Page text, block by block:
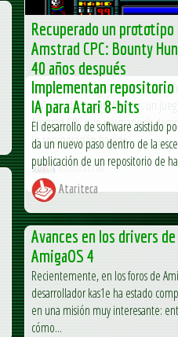
Recuperado un
Amstrad CPC: Bounty
40 años después
El equipo de Games That Weren’t
hallazgo de Bounty Hunter, un
Amstrad CPC que permanecía
La recuperación ha sido...
AUAmstrad
Implementan repositorio
IA para Atari 8-bits
El desarrollo de software asistido
da un nuevo paso dentro de la
publicación de un repositorio de
Atariteca
Avances en los drivers de
AmigaOS 4
Recientemente, en los foros de
desarrollador kas1e ha estado
en una misión muy interesante:
cómo...